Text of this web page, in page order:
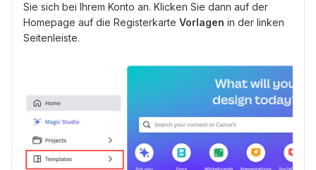
Sie sich bei Ihrem Konto an. Klicken Sie dann auf der
Homepage auf die Registerkarte Vorlagen in der linken
Seitenleiste.